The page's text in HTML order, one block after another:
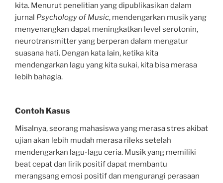
kita. Menurut penelitian yang dipublikasikan dalam
jurnal Psychology of Music, mendengarkan musik yang
menyenangkan dapat meningkatkan level serotonin,
neurotransmitter yang berperan dalam mengatur
suasana hati. Dengan kata lain, ketika kita
mendengarkan lagu yang kita sukai, kita bisa merasa
lebih bahagia.
Contoh Kasus
Misalnya, seorang mahasiswa yang merasa stres akibat
ujian akan lebih mudah merasa rileks setelah
mendengarkan lagu-lagu ceria. Musik yang memiliki
beat cepat dan lirik positif dapat membantu
merangsang emosi positif dan mengurangi perasaan